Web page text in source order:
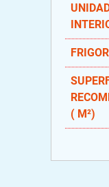
( M²)